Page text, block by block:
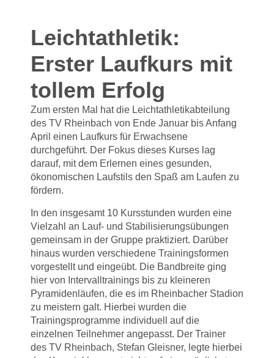
Leichtathletik:
Erster Laufkurs mit
tollem Erfolg
Zum ersten Mal hat die Leichtathletikabteilung
des TV Rheinbach von Ende Januar bis Anfang
April einen Laufkurs für Erwachsene
durchgeführt. Der Fokus dieses Kurses lag
darauf, mit dem Erlernen eines gesunden,
ökonomischen Laufstils den Spaß am Laufen zu
fördern.
In den insgesamt 10 Kursstunden wurden eine
Vielzahl an Lauf- und Stabilisierungsübungen
gemeinsam in der Gruppe praktiziert. Darüber
hinaus wurden verschiedene Trainingsformen
vorgestellt und eingeübt. Die Bandbreite ging
hier von Intervalltrainings bis zu kleineren
Pyramidenläufen, die es im Rheinbacher Stadion
zu meistern galt. Hierbei wurden die
Trainingsprogramme individuell auf die
einzelnen Teilnehmer angepasst. Der Trainer
des TV Rheinbach, Stefan Gleisner, legte hierbei